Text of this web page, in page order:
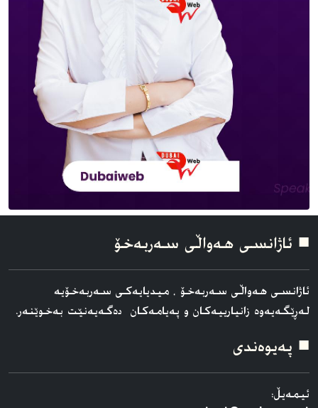
■ ئاژانسی هه‌واڵی سه‌ربه‌خۆ
ئاژانسی هه‌واڵی سه‌ربه‌خۆ ، میدیایەکی سەربەخۆیە
لەڕێگەیەوە زانیارییەکان و پەیامەکان دەگەیەنێت بەخوێنەر.
■ په‌یوه‌ندی
ئیمەیڵ: